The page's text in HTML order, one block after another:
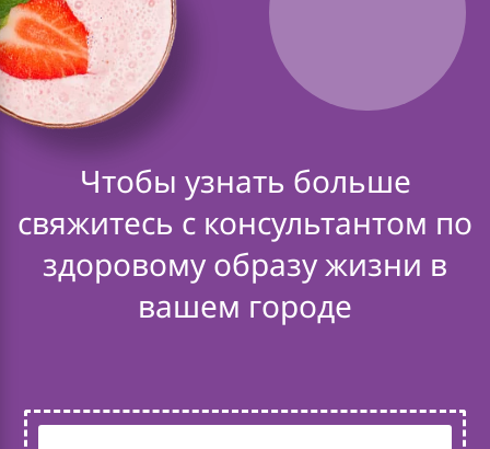
Чтобы узнать больше
свяжитесь с консультантом по
здоровому образу жизни в
вашем городе